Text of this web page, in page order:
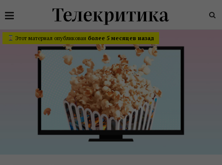
Этот материал опубликован более 5 месяцев назад